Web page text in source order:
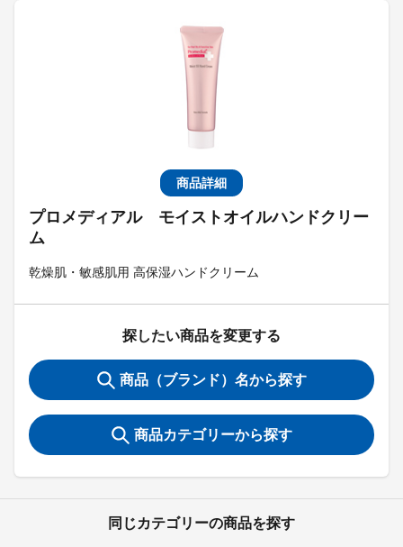
商品詳細
プロメディアル モイストオイルハンドクリー
ム
乾燥肌・敏感肌用 高保湿ハンドクリーム
探したい商品を変更する
商品（ブランド）名から探す
商品カテゴリーから探す
同じカテゴリーの商品を探す